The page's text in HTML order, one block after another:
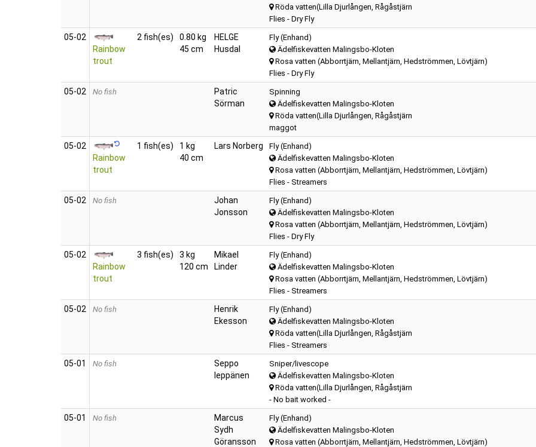
Röda vatten(Lilla Djurlången, Rågåstjärn
Flies - Dry Fly
05‑02
Rainbow
trout
2 fish(es)
0.80 kg
45 cm
HELGE
Husdal
Fly (Enhand)
Ädelfiskevatten Malingsbo-Kloten
Rosa vatten (Abborrtjärn, Mellantjärn, Hedströmmen, Lövtjärn)
Flies - Dry Fly
05‑02 No fish
Patric
Sörman
Spinning
Ädelfiskevatten Malingsbo-Kloten
Röda vatten(Lilla Djurlången, Rågåstjärn
maggot
05‑02
Rainbow
trout
1 fish(es)
1 kg
40 cm
Lars Norberg
Fly (Enhand)
Ädelfiskevatten Malingsbo-Kloten
Rosa vatten (Abborrtjärn, Mellantjärn, Hedströmmen, Lövtjärn)
Flies - Streamers
05‑02 No fish
Johan
Jonsson
Fly (Enhand)
Ädelfiskevatten Malingsbo-Kloten
Rosa vatten (Abborrtjärn, Mellantjärn, Hedströmmen, Lövtjärn)
Flies - Dry Fly
05‑02
Rainbow
trout
3 fish(es)
3 kg
120 cm
Mikael
Linder
Fly (Enhand)
Ädelfiskevatten Malingsbo-Kloten
Rosa vatten (Abborrtjärn, Mellantjärn, Hedströmmen, Lövtjärn)
Flies - Streamers
05‑02 No fish
Henrik
Ekesson
Fly (Enhand)
Ädelfiskevatten Malingsbo-Kloten
Röda vatten(Lilla Djurlången, Rågåstjärn
Flies - Streamers
05‑01 No fish
Seppo
leppänen
Sniper/livescope
Ädelfiskevatten Malingsbo-Kloten
Röda vatten(Lilla Djurlången, Rågåstjärn
- No bait worked -
05‑01 No fish
Marcus
Sydh
Göransson
Fly (Enhand)
Ädelfiskevatten Malingsbo-Kloten
Rosa vatten (Abborrtjärn, Mellantjärn, Hedströmmen, Lövtjärn)